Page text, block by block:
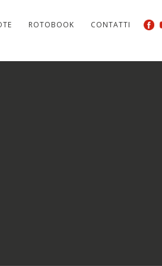
ROTOBOOK CONTATTI